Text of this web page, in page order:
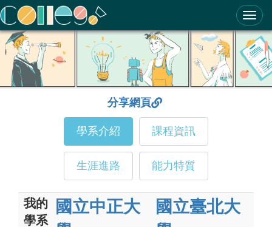
ColleGo! 大學選才與高中育才輔助系統
分享網頁
學系介紹 課程資訊
生涯進路 能力特質
我的
學系
國立中正大
國立臺北大